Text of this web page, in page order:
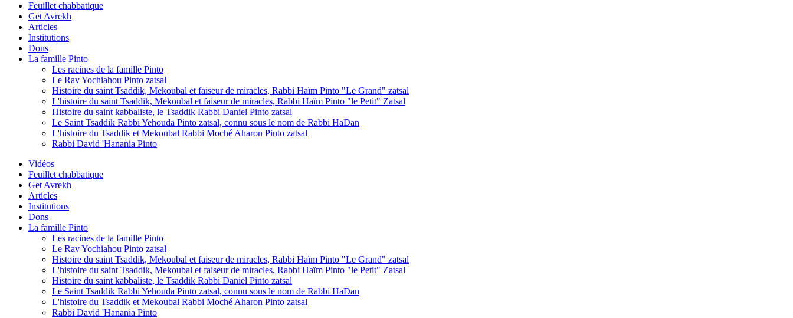
Feuillet chabbatique
Get Avrekh
Articles
Institutions
Dons
La famille Pinto
Les racines de la famille Pinto
Le Rav Yochiahou Pinto zatsal
Histoire du saint Tsaddik, Mekoubal et faiseur de miracles, Rabbi Haïm Pinto "Le Grand" zatsal
L'histoire du saint Tsaddik, Mekoubal et faiseur de miracles, Rabbi Haïm Pinto "le Petit" Zatsal
Histoire du saint kabbaliste, le Tsaddik Rabbi Daniel Pinto zatsal
Le Saint Tsaddik Rabbi Yehouda Pinto zatsal, connu sous le nom de Rabbi HaDan
L'histoire du Tsaddik et Mekoubal Rabbi Moché Aharon Pinto zatsal
Rabbi David 'Hanania Pinto
Vidéos
Feuillet chabbatique
Get Avrekh
Articles
Institutions
Dons
La famille Pinto
Les racines de la famille Pinto
Le Rav Yochiahou Pinto zatsal
Histoire du saint Tsaddik, Mekoubal et faiseur de miracles, Rabbi Haïm Pinto "Le Grand" zatsal
L'histoire du saint Tsaddik, Mekoubal et faiseur de miracles, Rabbi Haïm Pinto "le Petit" Zatsal
Histoire du saint kabbaliste, le Tsaddik Rabbi Daniel Pinto zatsal
Le Saint Tsaddik Rabbi Yehouda Pinto zatsal, connu sous le nom de Rabbi HaDan
L'histoire du Tsaddik et Mekoubal Rabbi Moché Aharon Pinto zatsal
Rabbi David 'Hanania Pinto